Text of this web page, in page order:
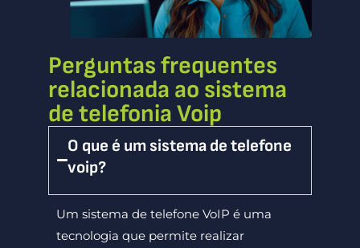
Perguntas frequentes
relacionada ao sistema
de telefonia Voip
O que é um sistema de telefone
voip?
Um sistema de telefone VoIP é uma
tecnologia que permite realizar